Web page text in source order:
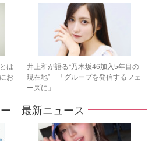
は
お
井上和が語る“乃木坂46加入5年目の
現在地” 「グループを発信するフェ
ーズに」
ー 最新ニュース